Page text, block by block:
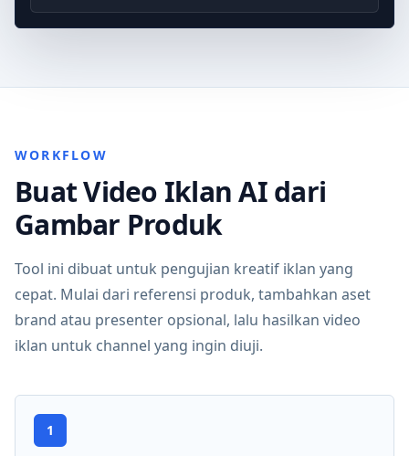
WORKFLOW
Buat Video Iklan AI dari
Gambar Produk
Tool ini dibuat untuk pengujian kreatif iklan yang
cepat. Mulai dari referensi produk, tambahkan aset
brand atau presenter opsional, lalu hasilkan video
iklan untuk channel yang ingin diuji.
1